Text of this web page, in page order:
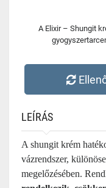
A Elixir – Shungit
LEÍRÁS
A shungit krém
vázrendszer,
megelőzésében.